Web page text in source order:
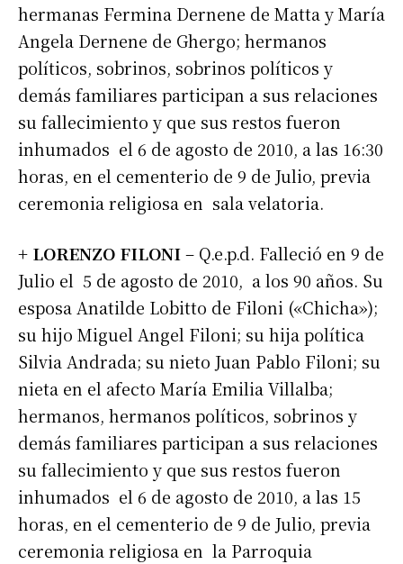
hermanas Fermina Dernene de Matta y María
Angela Dernene de Ghergo; hermanos
políticos, sobrinos, sobrinos políticos y
demás familiares participan a sus relaciones
su fallecimiento y que sus restos fueron
inhumados el 6 de agosto de 2010, a las 16:30
horas, en el cementerio de 9 de Julio, previa
ceremonia religiosa en sala velatoria.
+ LORENZO FILONI– Q.e.p.d. Falleció en 9 de
Julio el 5 de agosto de 2010, a los 90 años. Su
esposa Anatilde Lobitto de Filoni («Chicha»);
su hijo Miguel Angel Filoni; su hija política
Silvia Andrada; su nieto Juan Pablo Filoni; su
nieta en el afecto María Emilia Villalba;
hermanos, hermanos políticos, sobrinos y
demás familiares participan a sus relaciones
su fallecimiento y que sus restos fueron
inhumados el 6 de agosto de 2010, a las 15
horas, en el cementerio de 9 de Julio, previa
ceremonia religiosa en la Parroquia